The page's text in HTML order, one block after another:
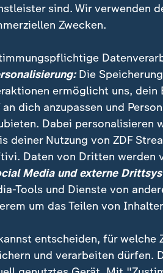
führt deutschlandweit
warnt insbesondere im
von 25 bis zu 39 Grad.
sind. Wir verwenden
Zwecken.
Die
ermöglicht uns, dein
an dich anzupassen und
Dabei personalisieren
deiner Nutzung von ZDF
Daten von Dritten werden
Media und externe
Tools und Dienste von
um das Teilen von
entscheiden, für welche
und verarbeiten dürfen.